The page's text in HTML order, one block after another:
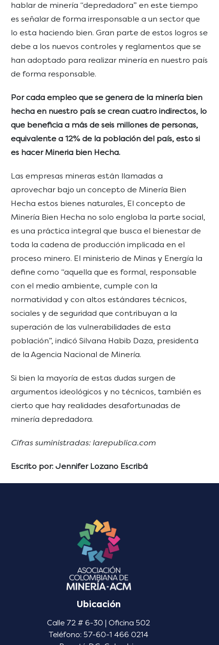
hablar de minería “depredadora” en este tiempo
es señalar de forma irresponsable a un sector que
lo esta haciendo bien. Gran parte de estos logros se
debe a los nuevos controles y reglamentos que se
han adoptado para realizar minería en nuestro país
de forma responsable.
Por cada empleo que se genera de la minería bien
hecha en nuestro país se crean cuatro indirectos, lo
que beneficia a más de seis millones de personas,
equivalente a 12% de la población del país, esto si
es hacer Mineria bien Hecha.
Las empresas mineras están llamadas a
aprovechar bajo un concepto de Minería Bien
Hecha estos bienes naturales, El concepto de
Minería Bien Hecha no solo engloba la parte social,
es una práctica integral que busca el bienestar de
toda la cadena de producción implicada en el
proceso minero. El ministerio de Minas y Energía la
define como “aquella que es formal, responsable
con el medio ambiente, cumple con la
normatividad y con altos estándares técnicos,
sociales y de seguridad que contribuyan a la
superación de las vulnerabilidades de esta
población”, indicó Silvana Habib Daza, presidenta
de la Agencia Nacional de Minería.
Si bien la mayoría de estas dudas surgen de
argumentos ideológicos y no técnicos, también es
cierto que hay realidades desafortunadas de
minería depredadora.
Cifras suministradas: larepublica.com
Escrito por: Jennifer Lozano Escribá
Ubicación
Calle 72 # 6-30 | Oficina 502
Teléfono: 57-60-1 466 0214